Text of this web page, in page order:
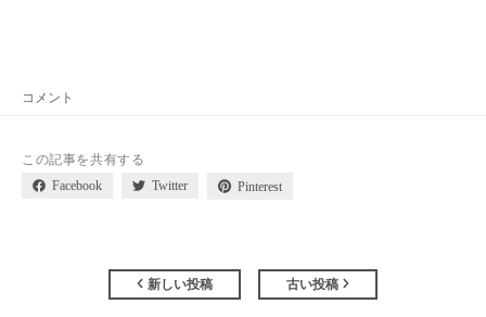
コメント
この記事を共有する
Facebook
Twitter Pinterest
新しい投稿 古い投稿